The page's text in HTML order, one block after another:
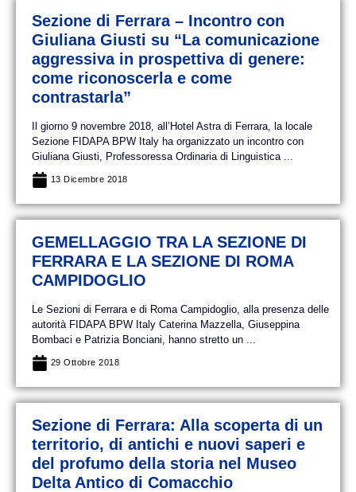
Sezione di Ferrara – Incontro con
Giuliana Giusti su “La comunicazione
aggressiva in prospettiva di genere:
come riconoscerla e come
contrastarla”
Il giorno 9 novembre 2018, all’Hotel Astra di Ferrara, la locale
Sezione FIDAPA BPW Italy ha organizzato un incontro con
Giuliana Giusti, Professoressa Ordinaria di Linguistica ...
13 Dicembre 2018
GEMELLAGGIO TRA LA SEZIONE DI
FERRARA E LA SEZIONE DI ROMA
CAMPIDOGLIO
Le Sezioni di Ferrara e di Roma Campidoglio, alla presenza delle
autorità FIDAPA BPW Italy Caterina Mazzella, Giuseppina
Bombaci e Patrizia Bonciani, hanno stretto un ...
29 Ottobre 2018
Sezione di Ferrara: Alla scoperta di un
territorio, di antichi e nuovi saperi e
del profumo della storia nel Museo
Delta Antico di Comacchio